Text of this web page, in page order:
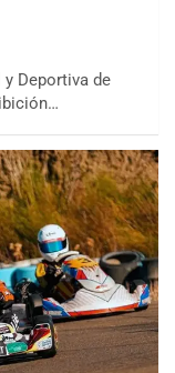
Deportiva de